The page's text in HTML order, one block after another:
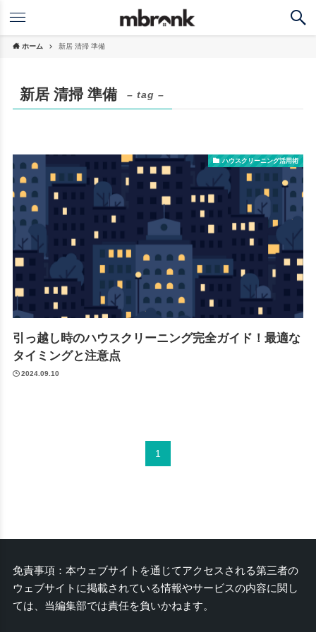
ホーム 新居 清掃 準備
新居 清掃 準備 – tag –
ハウスクリーニング活用術
引っ越し時のハウスクリーニング完全ガイド！最適な
タイミングと注意点
2024.09.10
1
免責事項：本ウェブサイトを通じてアクセスされる第三者の
ウェブサイトに掲載されている情報やサービスの内容に関し
ては、当編集部では責任を負いかねます。